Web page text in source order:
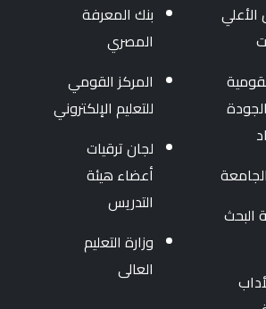
البحث
بنك المعرفة
المصري
المركز القومي
للتعليم الإلكتروني
لجان ترقيات
أعضاء هيئة
التدريس
وزارة التعليم
العالى